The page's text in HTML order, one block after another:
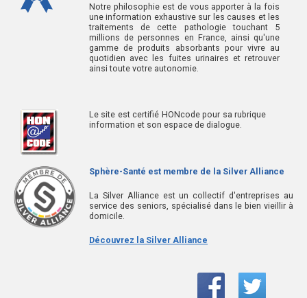
Notre philosophie est de vous apporter à la fois
une information exhaustive sur les causes et les
traitements de cette pathologie touchant 5
millions de personnes en France, ainsi qu'une
gamme de produits absorbants pour vivre au
quotidien avec les fuites urinaires et retrouver
ainsi toute votre autonomie.
Le site est certifié HONcode pour sa rubrique
information et son espace de dialogue.
Sphère-Santé est membre de la Silver Alliance
La Silver Alliance est un collectif d'entreprises au
service des seniors, spécialisé dans le bien vieillir à
domicile.
Découvrez la Silver Alliance